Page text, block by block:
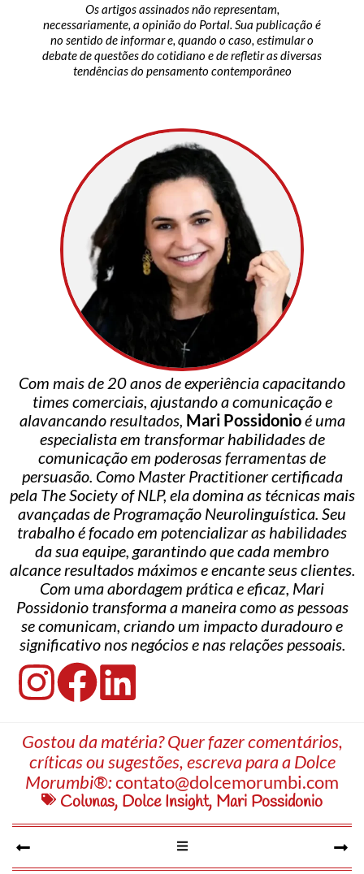
Os artigos assinados não representam,
necessariamente, a opinião do Portal. Sua publicação é
no sentido de informar e, quando o caso, estimular o
debate de questões do cotidiano e de refletir as diversas
tendências do pensamento contemporâneo
Com mais de 20 anos de experiência capacitando
times comerciais, ajustando a comunicação e
alavancando resultados, Mari Possidonioé uma
especialista em transformar habilidades de
comunicação em poderosas ferramentas de
persuasão. Como Master Practitioner certificada
pela The Society of NLP, ela domina as técnicas mais
avançadas de Programação Neurolinguística. Seu
trabalho é focado em potencializar as habilidades
da sua equipe, garantindo que cada membro
alcance resultados máximos e encante seus clientes.
Com uma abordagem prática e eficaz, Mari
Possidonio transforma a maneira como as pessoas
se comunicam, criando um impacto duradouro e
significativo nos negócios e nas relações pessoais.
Gostou da matéria? Quer fazer comentários,
críticas ou sugestões, escreva para a Dolce
Morumbi®:contato@dolcemorumbi.com
Colunas, Dolce Insight, Mari Possidonio